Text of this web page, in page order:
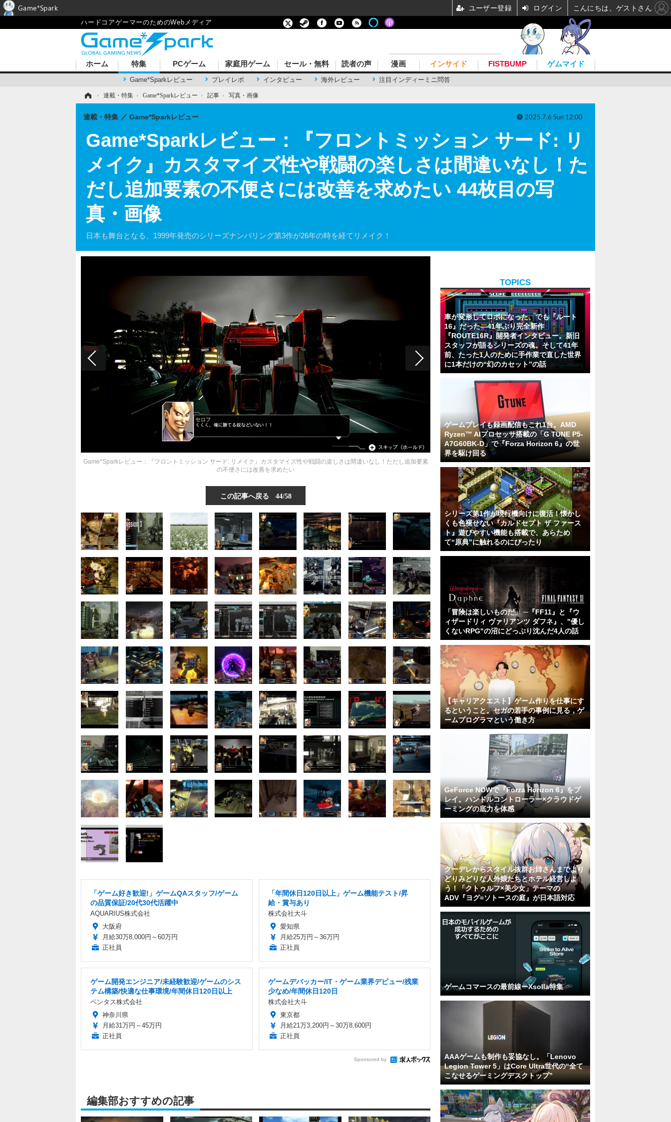
ハードコアゲーマーのためのWebメディア
ホーム 特集
Game*Sparkレビュー プレイレポ インタビュー 海外レビュー 注目インディーミニ問答
PCゲーム 家庭用ゲーム セール・無料 読者の声 漫画 インサイド FISTBUMP ゲムマイド
› 連載・特集 › Game*Sparkレビュー › 記事 › 写真・画像
Game*Sparkレビュー：『フロントミッション サード: リ
メイク』カスタマイズ性や戦闘の楽しさは間違いなし！た
だし追加要素の不便さには改善を求めたい 44枚目の写
真・画像
日本も舞台となる、1999年発売のシリーズナンバリング第3作が26年の時を経てリメイク！
連載・特集 Game*Sparkレビュー 2025.7.6 Sun 12:00
Game*Sparkレビュー：『フロントミッション サード: リメイク』カスタマイズ性や戦闘の楽しさは間違いなし！ただし追加要素
の不便さには改善を求めたい
この記事へ戻る 44/58
「ゲーム好き歓迎!」ゲームQAスタッフ/ゲーム
の品質保証/20代30代活躍中
AQUARIUS株式会社
大阪府
月給30万8,000円～60万円
正社員
「年間休日120日以上」ゲーム機能テスト/昇
給・賞与あり
株式会社大斗
愛知県
月給25万円～36万円
正社員
ゲーム開発エンジニア/未経験歓迎/ゲームのシス
テム構築/快適な仕事環境/年間休日120日以上
ベンタス株式会社
神奈川県
月給31万円～45万円
正社員
ゲームデバッカー/IT・ゲーム業界デビュー/残業
少なめ/年間休日120日
株式会社大斗
東京都
月給21万3,200円～30万8,600円
正社員
Sponsored by
編集部おすすめの記事
TOPICS
車が変形してロボになった、でも『ルート
16』だった―41年ぶり完全新作
『ROUTE16R』開発者インタビュー。新旧
スタッフが語るシリーズの魂。そして41年
前、たった1人のために手作業で直した世界
に1本だけの“幻のカセット”の話
ゲームプレイも録画配信もこれ1台。AMD
Ryzen™ AIプロセッサ搭載の「G TUNE P5-
A7G60BK-D」で『Forza Horizon 6』の世
界を駆け回る
シリーズ第1作が現行機向けに復活！懐かし
くも色褪せない『カルドセプト ザ ファース
ト』遊びやすい機能も搭載で、あらため
て“原典”に触れるのにぴったり
「冒険は楽しいものだ」 ─『FF11』と『ウ
ィザードリィ ヴァリアンツ ダフネ』、"優し
くないRPG"の沼にどっぷり沈んだ4人の話
【キャリアクエスト】ゲーム作りを仕事にす
るということ。セガの若手の事例に見る，ゲ
ームプログラマという働き方
GeForce NOWで『Forza Horizon 6』をプ
レイ。ハンドルコントローラー×クラウドゲ
ーミングの底力を体感
クーデレからスタイル抜群お姉さんまでより
どりみどりな人外娘たちとホテル経営しよ
う！「クトゥルフ×美少女」テーマの
ADV『ヨグ=ソトースの庭』が日本語対応
ゲームコマースの最前線ーXsolla特集
AAAゲームも制作も妥協なし。「Lenovo
Legion Tower 5」はCore Ultra世代の“全て
こなせるゲーミングデスクトップ”
Game*Spark ユーザー登録 ログイン こんにちは、ゲストさん